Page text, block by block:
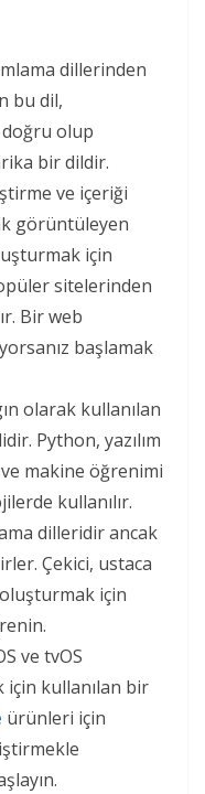
dillerinden
bu dil,
olup
bir dildir.
ve içeriği
görüntüleyen
için
sitelerinden
Bir web
başlamak
olarak kullanılan
Python, yazılım
makine öğrenimi
kullanılır.
dilleridir ancak
Çekici, ustaca
için
ve tvOS
için kullanılan bir
ürünleri için